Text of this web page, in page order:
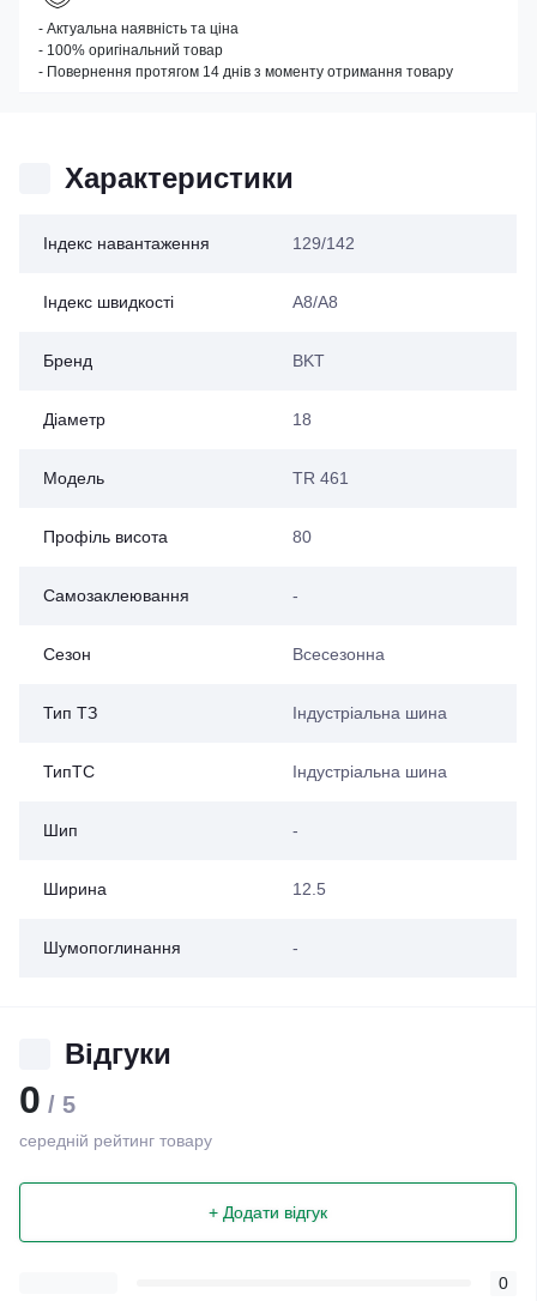
Характеристики
Індекс навантаження 129/142
Індекс швидкості A8/A8
Бренд BKT
Діаметр 18
Модель TR 461
Профіль висота 80
Самозаклеювання -
Сезон Всесезонна
Тип ТЗ Індустріальна шина
ТипТС Індустріальна шина
Шип -
Ширина 12.5
Шумопоглинання -
Відгуки
0 / 5
середній рейтинг товару
+ Додати відгук
0
- Актуальна наявність та ціна
- 100% оригінальний товар
- Повернення протягом 14 днів з моменту отримання товару